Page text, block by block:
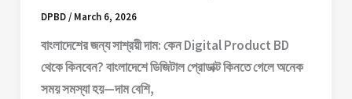
DPBD/ March 6, 2026
বাংলাদেশের জন্য সাশ্রয়ী দাম: কেন Digital Product BD
থেকে কিনবেন? বাংলাদেশে ডিজিটাল প্রোডাক্ট কিনতে গেলে অনেক
সময় সমস্যা হয়—দাম বেশি,